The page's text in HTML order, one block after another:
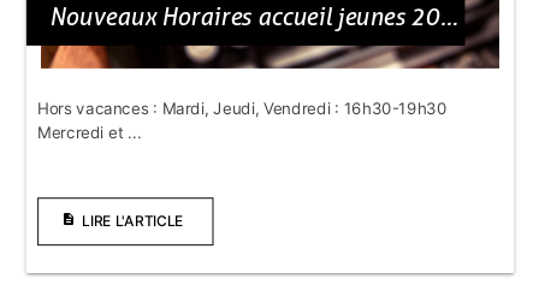
Nouveaux Horaires accueil jeunes 2023-2024 :
Hors vacances : Mardi, Jeudi, Vendredi : 16h30-19h30
Mercredi et ...
description LIRE L'ARTICLE